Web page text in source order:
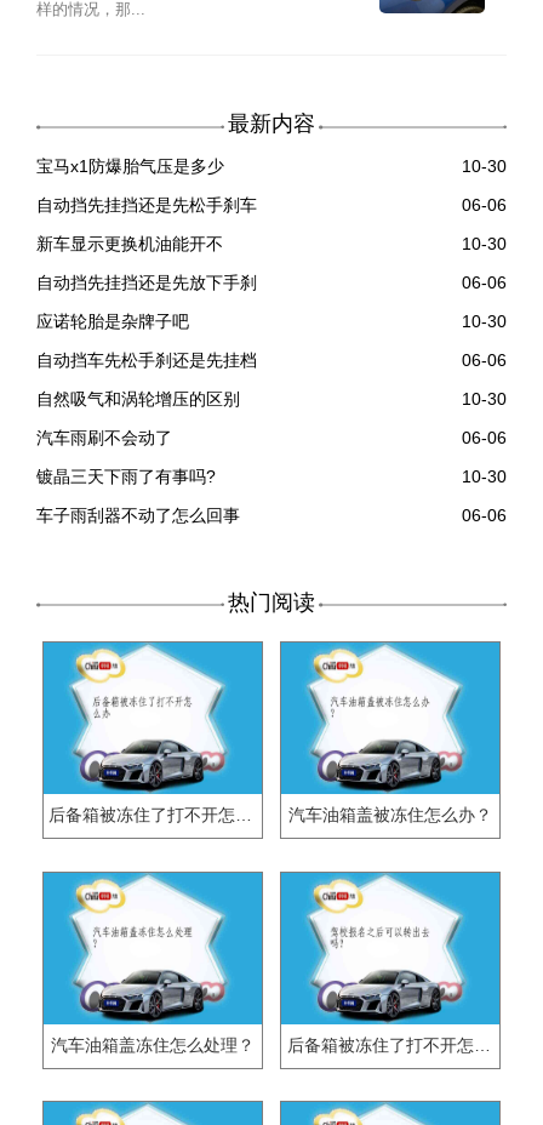
样的情况，那...
最新内容
宝马x1防爆胎气压是多少
10-30
自动挡先挂挡还是先松手刹车
06-06
新车显示更换机油能开不
10-30
自动挡先挂挡还是先放下手刹
06-06
应诺轮胎是杂牌子吧
10-30
自动挡车先松手刹还是先挂档
06-06
自然吸气和涡轮增压的区别
10-30
汽车雨刷不会动了
06-06
镀晶三天下雨了有事吗?
10-30
车子雨刮器不动了怎么回事
06-06
热门阅读
汽车油箱盖被冻住怎么办？
汽车油箱盖冻住怎么处理？